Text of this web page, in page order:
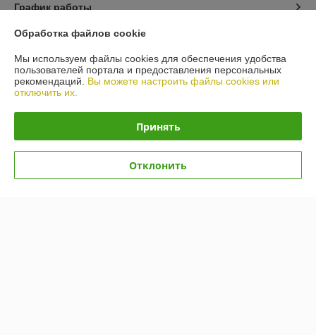
График работы
Полная версия сайта
Политика обработки cookies
Обработка файлов cookie
Мы используем файлы cookies для обеспечения удобства
пользователей портала и предоставления персональных
рекомендаций. Вы можете настроить файлы cookies или
отключить их.
Принять
Отклонить